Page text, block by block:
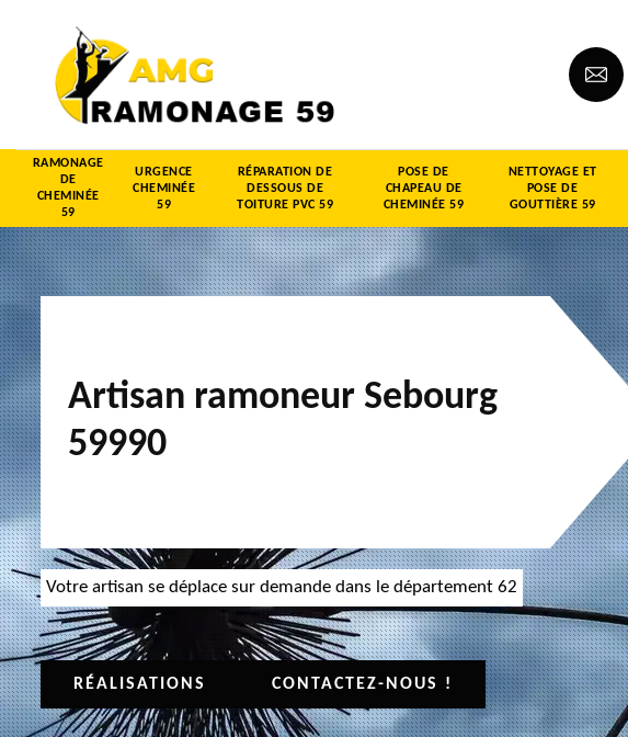
RAMONAGE
DE
CHEMINÉE
59
URGENCE
CHEMINÉE
59
RÉPARATION DE
DESSOUS DE
TOITURE PVC 59
POSE DE
CHAPEAU DE
CHEMINÉE 59
NETTOYAGE ET
POSE DE
GOUTTIÈRE 59
Artisan ramoneur Sebourg
59990
Votre artisan se déplace sur demande dans le département 62
RÉALISATIONS CONTACTEZ-NOUS !